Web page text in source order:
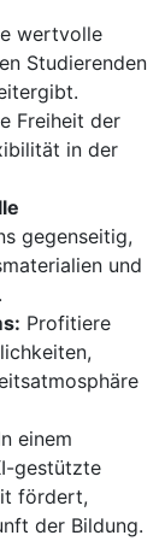
wertvolle
Studierenden
Freiheit der
in der
gegenseitig,
und
Profitiere
einem
gestützte
fördert,
der Bildung.